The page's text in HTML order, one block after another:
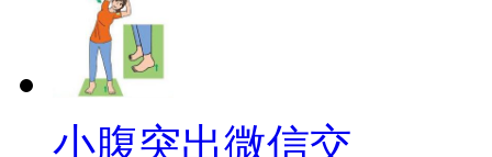
小腹突出微信交